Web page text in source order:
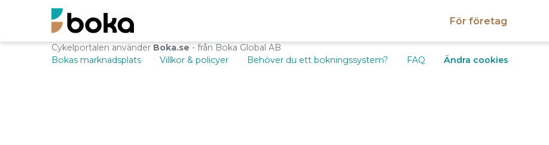
För företag
Cykelportalen använder Boka.se - från Boka Global AB
Bokas marknadsplats
Villkor & policyer Behöver du ett bokningssystem? FAQ Ändra cookies